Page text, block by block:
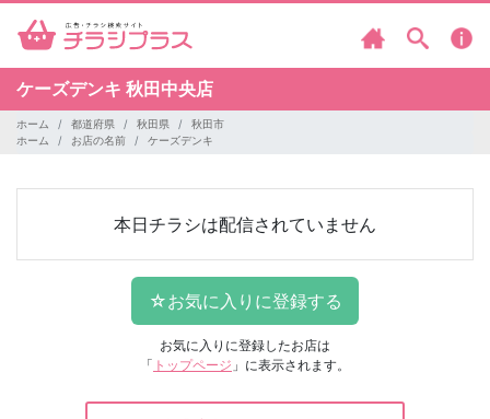
ケーズデンキ 秋田中央店
ホーム 都道府県 秋田県
秋田市
ホーム
お店の名前 ケーズデンキ
本日チラシは配信されていません
お気に入りに登録したお店は
「 トップページ 」に表示されます。